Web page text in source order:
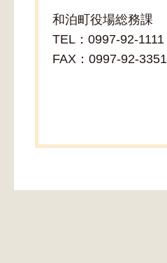
和泊町役場総務課
TEL：0997-92-1111
FAX：0997-92-3351